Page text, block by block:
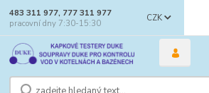
CZK
483 311 977, 777 311 977
pracovní dny 7:30-15:30